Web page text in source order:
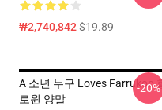
₩2,740,842$19.89
A 소년 누구 Loves Farrukoo
로윈 양말
-20%